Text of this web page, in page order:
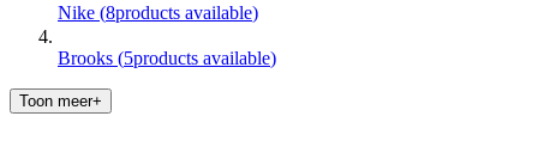
Nike (8products available)
Brooks (5products available)
Toon meer+